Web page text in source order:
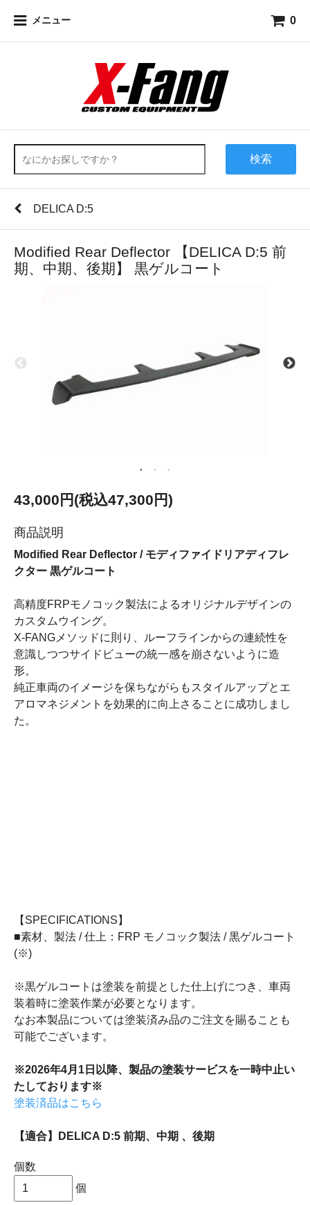
メニュー 0
検索
DELICA D:5
Modified Rear Deflector 【DELICA D:5 前
期、中期、後期】 黒ゲルコート
43,000円(税込47,300円)
商品説明
Modified Rear Deflector / モディファイドリアディフレ
クター 黒ゲルコート
高精度FRPモノコック製法によるオリジナルデザインの
カスタムウイング。
X-FANGメソッドに則り、ルーフラインからの連続性を
意識しつつサイドビューの統一感を崩さないように造
形。
純正車両のイメージを保ちながらもスタイルアップとエ
アロマネジメントを効果的に向上さることに成功しまし
た。
【SPECIFICATIONS】
■素材、製法 / 仕上：FRP モノコック製法 / 黒ゲルコート
(※)
※黒ゲルコートは塗装を前提とした仕上げにつき、車両
装着時に塗装作業が必要となります。
なお本製品については塗装済み品のご注文を賜ることも
可能でございます。
※2026年4月1日以降、製品の塗装サービスを一時中止い
たしております※
塗装済品はこちら
【適合】DELICA D:5 前期、中期 、後期
個数
個